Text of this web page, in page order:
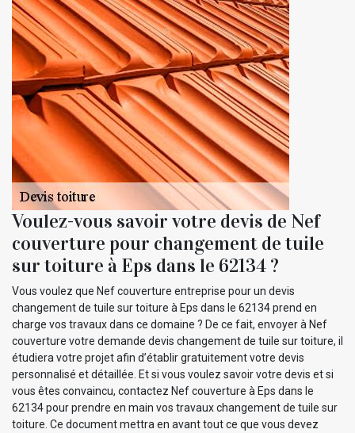
Voulez-vous savoir votre devis de Nef
couverture pour changement de tuile
sur toiture à Eps dans le 62134 ?
Vous voulez que Nef couverture entreprise pour un devis
changement de tuile sur toiture à Eps dans le 62134 prend en
charge vos travaux dans ce domaine ? De ce fait, envoyer à Nef
couverture votre demande devis changement de tuile sur toiture, il
étudiera votre projet afin d’établir gratuitement votre devis
personnalisé et détaillée. Et si vous voulez savoir votre devis et si
vous êtes convaincu, contactez Nef couverture à Eps dans le
62134 pour prendre en main vos travaux changement de tuile sur
toiture. Ce document mettra en avant tout ce que vous devez